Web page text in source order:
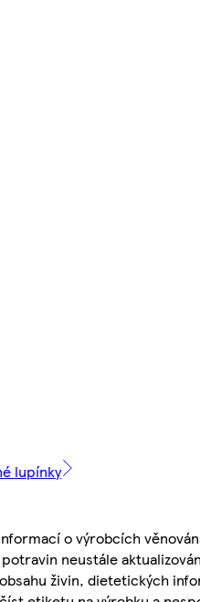
lupínky
o výrobcích
neustále
živin, dietetických